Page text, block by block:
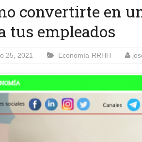
convertirte en
tus empleados
25, 2021 Economía-RRHH